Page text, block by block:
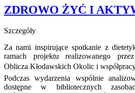
ZDROWO ŻYĆ I
Szczegóły
Za nami inspirujące spotkanie z
ramach projektu realizowanego
Oblicza Kłodawskich Okolic i
Podczas wydarzenia wspólnie
dostępne w bibliotecznych